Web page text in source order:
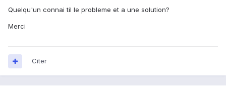
Quelqu'un connai til le probleme et a une solution?
Merci
Citer